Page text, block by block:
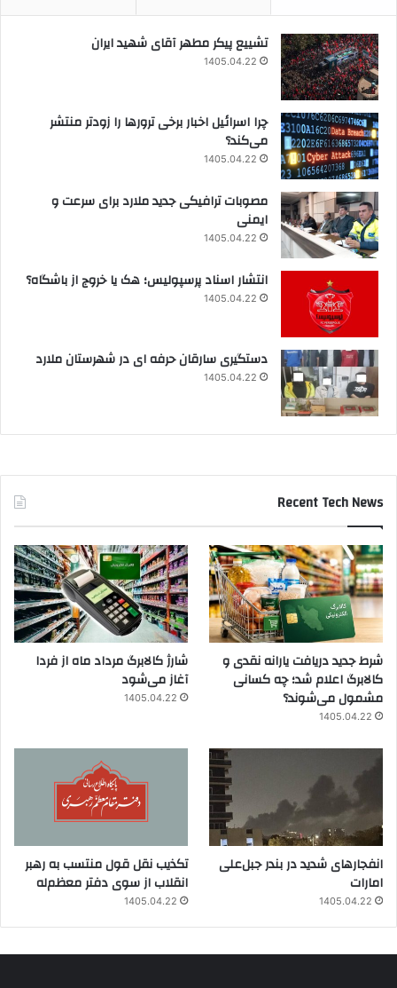
تشییع پیکر مطهر آقای شهید ایران
1405.04.22
چرا اسرائیل اخبار برخی ترورها را زودتر منتشر
می‌کند؟
1405.04.22
مصوبات ترافیکی جدید ملارد برای سرعت و
ایمنی
1405.04.22
انتشار اسناد پرسپولیس؛ هک یا خروج از باشگاه؟
1405.04.22
دستگیری سارقان حرفه ای در شهرستان ملارد
1405.04.22
Recent Tech News
شرط جدید دریافت یارانه نقدی و
کالابرگ اعلام شد؛ چه کسانی
مشمول می‌شوند؟
1405.04.22
شارژ کالابرگ مرداد ماه از فردا
آغاز می‌شود
1405.04.22
انفجارهای شدید در بندر جبل‌علی
امارات
1405.04.22
تکذیب نقل قول منتسب به رهبر
انقلاب از سوی دفتر معظم‌له
1405.04.22